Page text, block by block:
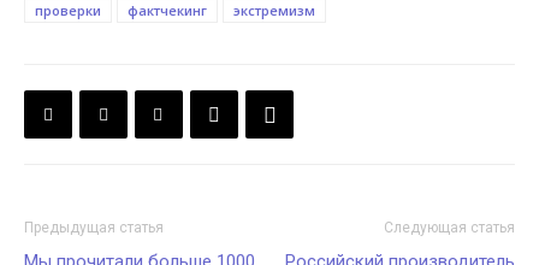
проверки
фактчекинг экстремизм
Предыдущая статья Следующая статья